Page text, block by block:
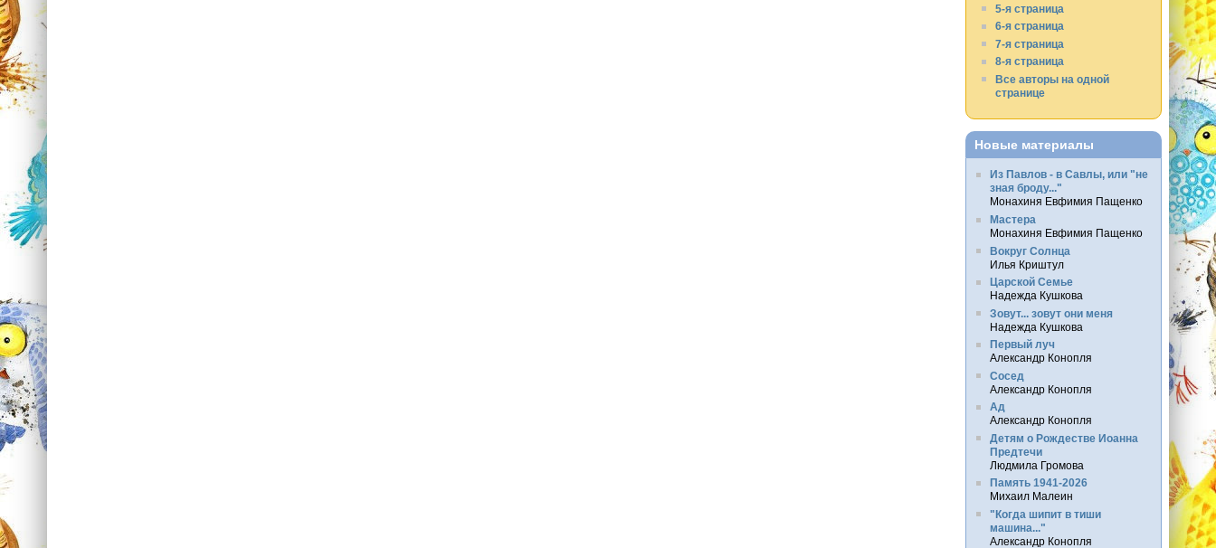
5-я страница
6-я страница
7-я страница
8-я страница
Все авторы на одной
странице
Новые материалы
Из Павлов - в Савлы, или "не
зная броду..."
Монахиня Евфимия Пащенко
Мастера
Монахиня Евфимия Пащенко
Вокруг Солнца
Илья Криштул
Царской Семье
Надежда Кушкова
Зовут... зовут они меня
Надежда Кушкова
Первый луч
Александр Конопля
Сосед
Александр Конопля
Ад
Александр Конопля
Детям о Рождестве Иоанна
Предтечи
Людмила Громова
Память 1941-2026
Михаил Малеин
"Когда шипит в тиши
машина..."
Александр Конопля